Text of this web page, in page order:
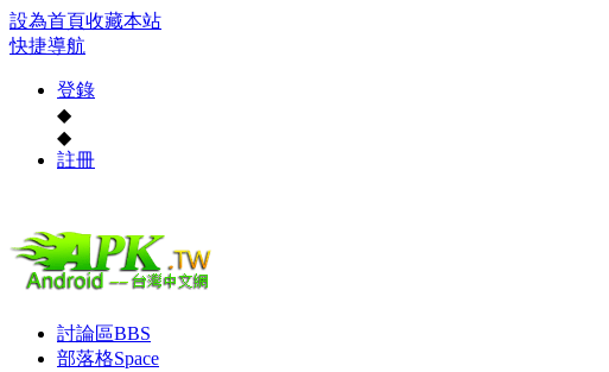
設為首頁收藏本站
快捷導航
登錄
◆
◆
註冊
討論區BBS
部落格Space